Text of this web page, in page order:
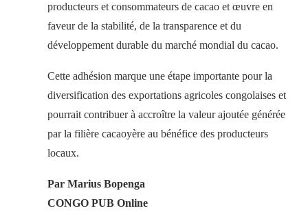
producteurs et consommateurs de cacao et œuvre en
faveur de la stabilité, de la transparence et du
développement durable du marché mondial du cacao.
Cette adhésion marque une étape importante pour la
diversification des exportations agricoles congolaises et
pourrait contribuer à accroître la valeur ajoutée générée
par la filière cacaoyère au bénéfice des producteurs
locaux.
Par Marius Bopenga
CONGO PUB Online